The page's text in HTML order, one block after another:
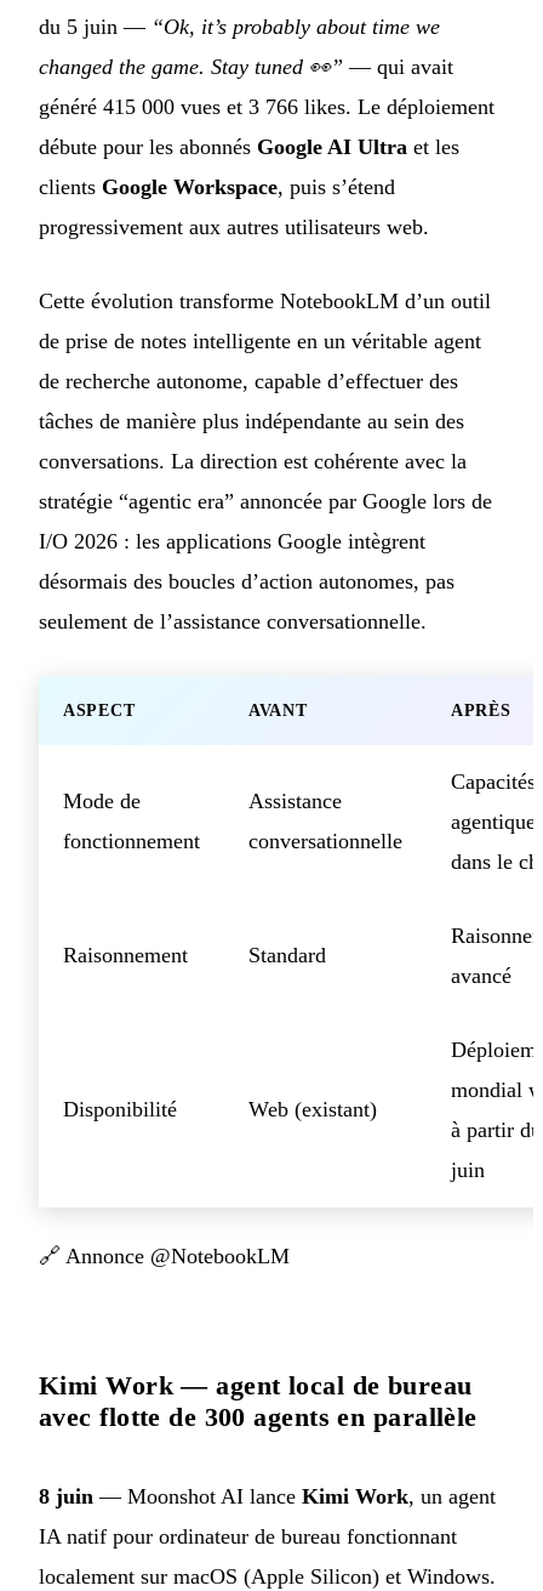
du 5 juin — “Ok, it’s probably about time we
changed the game. Stay tuned 👀” — qui avait
généré 415 000 vues et 3 766 likes. Le déploiement
débute pour les abonnés Google AI Ultra et les
clients Google Workspace, puis s’étend
progressivement aux autres utilisateurs web.
Cette évolution transforme NotebookLM d’un outil
de prise de notes intelligente en un véritable agent
de recherche autonome, capable d’effectuer des
tâches de manière plus indépendante au sein des
conversations. La direction est cohérente avec la
stratégie “agentic era” annoncée par Google lors de
I/O 2026 : les applications Google intègrent
désormais des boucles d’action autonomes, pas
seulement de l’assistance conversationnelle.
ASPECT AVANT APRÈS
Mode de
fonctionnement
Assistance
conversationnelle
Capacités
agentiques
dans le
Raisonnement Standard
avancé
Disponibilité Web (existant)
mondial
à partir
juin
🔗 Annonce @NotebookLM
Kimi Work — agent local de bureau
avec flotte de 300 agents en parallèle
8 juin — Moonshot AI lance Kimi Work, un agent
IA natif pour ordinateur de bureau fonctionnant
localement sur macOS (Apple Silicon) et Windows.